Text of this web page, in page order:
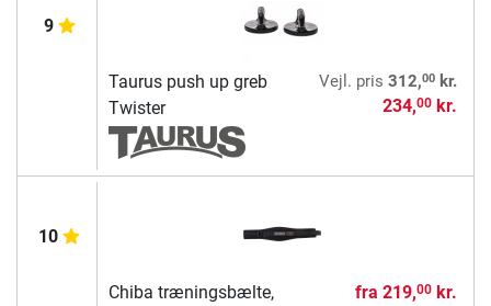
9
Taurus push up greb
Twister
Vejl. pris 312,00kr.
234,00kr.
10
Chiba træningsbælte,
fra 219,00kr.